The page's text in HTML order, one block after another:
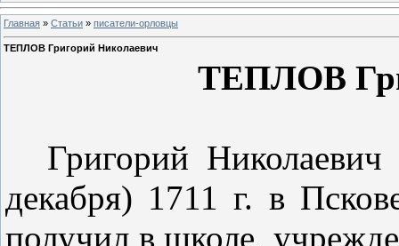
Главная » Статьи » писатели-орловцы
ТЕПЛОВ Григорий Николаевич
ТЕПЛОВ
Григорий
де­кабря) 1711 г. в
по­лучил в школе,